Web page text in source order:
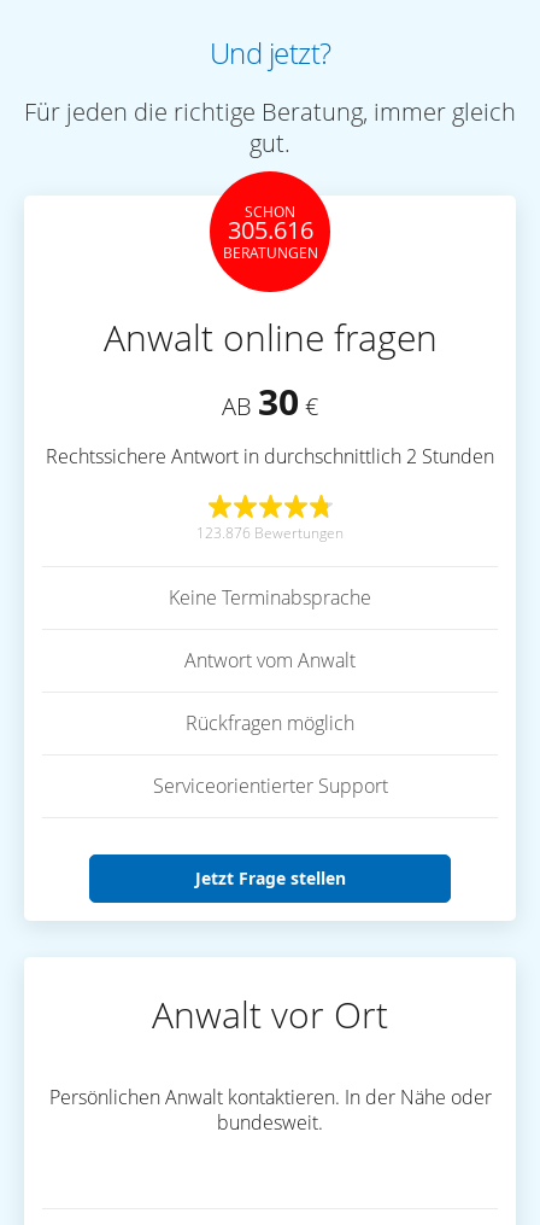
Und jetzt?
Für jeden die richtige Beratung, immer gleich
gut.
SCHON
305.616
BERATUNGEN
Anwalt online fragen
AB 30 €
Rechtssichere Antwort in durchschnittlich 2 Stunden
123.876 Bewertungen
Keine Terminabsprache
Antwort vom Anwalt
Rückfragen möglich
Serviceorientierter Support
Jetzt Frage stellen
Anwalt vor Ort
Persönlichen Anwalt kontaktieren. In der Nähe oder
bundesweit.